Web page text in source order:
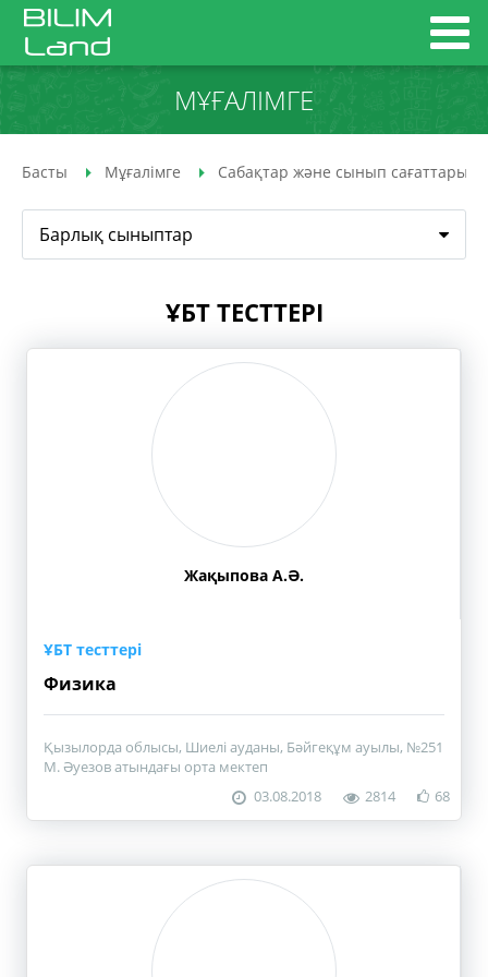
МҰҒАЛІМГЕ
Басты Мұғалімге Сабақтар және сынып сағаттары
Барлық сыныптар
ҰБТ ТЕСТТЕРІ
Жақыпова А.Ә.
ҰБТ тесттері
Физика
Қызылорда облысы, Шиелі ауданы, Бәйгеқұм ауылы, №251
М. Әуезов атындағы орта мектеп
03.08.2018
2814 68